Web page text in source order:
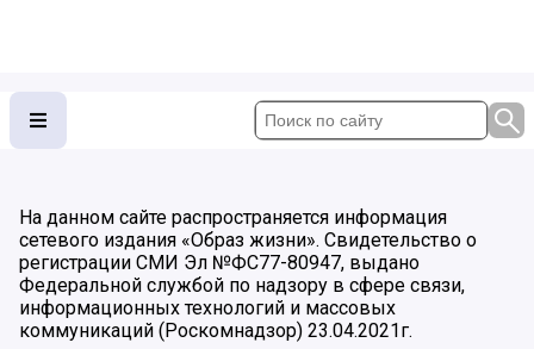
На данном сайте распространяется информация
сетевого издания «Образ жизни». Свидетельство о
регистрации СМИ Эл №ФС77-80947, выдано
Федеральной службой по надзору в сфере связи,
информационных технологий и массовых
коммуникаций (Роскомнадзор) 23.04.2021г.